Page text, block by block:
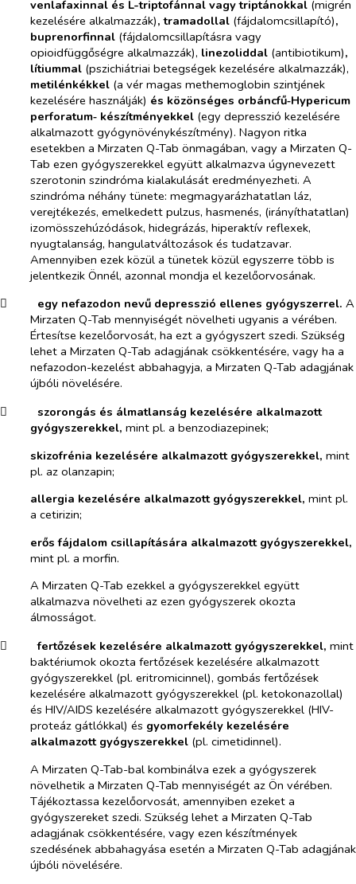
venlafaxinnal és L-triptofánnal vagy triptánokkal (migrén
kezelésére alkalmazzák), tramadollal (fájdalomcsillapító),
buprenorfinnal (fájdalomcsillapításra vagy
opioidfüggőségre alkalmazzák), linezoliddal (antibiotikum),
lítiummal (pszichiátriai betegségek kezelésére alkalmazzák),
metilénkékkel(a vér magas methemoglobin szintjének
kezelésére használják) és közönséges orbáncfű‑Hypericum
perforatum‑ készítményekkel (egy depresszió kezelésére
alkalmazott gyógynövénykészítmény). Nagyon ritka
esetekben a Mirzaten Q-Tab önmagában, vagy a Mirzaten Q-
Tab ezen gyógyszerekkel együtt alkalmazva úgynevezett
szerotonin szindróma kialakulását eredményezheti. A
szindróma néhány tünete: megmagyarázhatatlan láz,
verejtékezés, emelkedett pulzus, hasmenés, (irányíthatatlan)
izomösszehúzódások, hidegrázás, hiperaktív reflexek,
nyugtalanság, hangulatváltozások és tudatzavar.
Amennyiben ezek közül a tünetek közül egyszerre több is
jelentkezik Önnél, azonnal mondja el kezelőorvosának.
​
egy nefazodon nevű depresszió ellenes gyógyszerrel. A
Mirzaten Q-Tab mennyiségét növelheti ugyanis a vérében.
Értesítse kezelőorvosát, ha ezt a gyógyszert szedi. Szükség
lehet a Mirzaten Q-Tab adagjának csökkentésére, vagy ha a
nefazodon-kezelést abbahagyja, a Mirzaten Q-Tab adagjának
újbóli növelésére.
​
szorongás és álmatlanság kezelésére alkalmazott
gyógyszerekkel, mint pl. a benzodiazepinek;
skizofrénia kezelésére alkalmazott gyógyszerekkel, mint
pl. az olanzapin;
allergia kezelésére alkalmazott gyógyszerekkel, mint pl.
a cetirizin;
erős fájdalom csillapítására alkalmazott gyógyszerekkel,
mint pl. a morfin.
A Mirzaten Q-Tab ezekkel a gyógyszerekkel együtt
alkalmazva növelheti az ezen gyógyszerek okozta
álmosságot.
​
fertőzések kezelésére alkalmazott gyógyszerekkel, mint
baktériumok okozta fertőzések kezelésére alkalmazott
gyógyszerekkel (pl. eritromicinnel), gombás fertőzések
kezelésére alkalmazott gyógyszerekkel (pl. ketokonazollal)
és HIV/AIDS kezelésére alkalmazott gyógyszerekkel (HIV-
proteáz gátlókkal) és gyomorfekély kezelésére
alkalmazott gyógyszerekkel(pl. cimetidinnel).
A Mirzaten Q-Tab-bal kombinálva ezek a gyógyszerek
növelhetik a Mirzaten Q-Tab mennyiségét az Ön vérében.
Tájékoztassa kezelőorvosát, amennyiben ezeket a
gyógyszereket szedi. Szükség lehet a Mirzaten Q-Tab
adagjának csökkentésére, vagy ezen készítmények
szedésének abbahagyása esetén a Mirzaten Q-Tab adagjának
újbóli növelésére.